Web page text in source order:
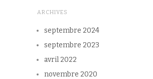
ARCHIVES
septembre 2024
septembre 2023
avril 2022
novembre 2020